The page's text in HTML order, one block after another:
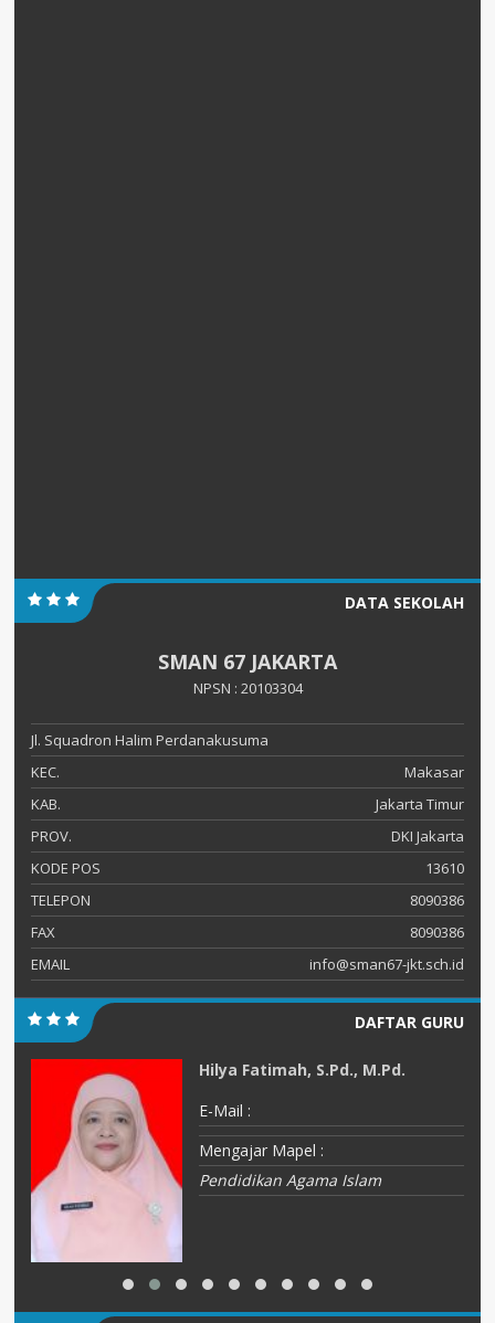
DATA SEKOLAH
SMAN 67 JAKARTA
NPSN : 20103304
Jl. Squadron Halim Perdanakusuma
KEC.
Makasar
KAB.
Jakarta Timur
PROV.
DKI Jakarta
KODE POS
13610
TELEPON
8090386
FAX
8090386
EMAIL
info@sman67-jkt.sch.id
DAFTAR GURU
Hilya Fatimah, S.Pd., M.Pd.
E-Mail :
Mengajar Mapel :
Pendidikan Agama Islam